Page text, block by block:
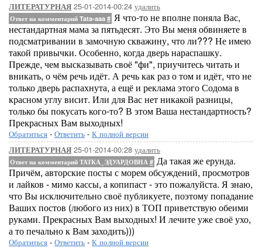
ЛИТЕРАТУРНАЯ 25-01-2014-00:24 удалить
Ответ на комментарий Tata-aaa # Я что-то не вполне поняла Вас,
нестандартная мама за пятьдесят. Это Вы меня обвиняете в
подсматривании в замочную скважину, что ли??? Не имею
такой привычки. Особенно, когда дверь нараспашку.
Прежде, чем высказывать своё "фи", приучитесь читать и
вникать, о чём речь идёт. А речь как раз о том и идёт, что не
только дверь распахнута, а ещё и реклама этого Содома в
красном углу висит. Или для Вас нет никакой разницы,
только бы покусать кого-то? В этом Ваша нестандартность?
Прекрасных Вам выходных!
Обратиться - Ответить - К полной версии
ЛИТЕРАТУРНАЯ 25-01-2014-00:28 удалить
Ответ на комментарий ТАТКА_ЭДУАРДОВНА # Да такая же ерунда.
Причём, авторские посты с морем обсуждений, просмотров
и лайков - мимо кассы, а копипаст - это пожалуйста. Я знаю,
что Вы исключительно своё публикуете, поэтому попадание
Ваших постов (любого из них) в ТОП приветствую обеими
руками. Прекрасных Вам выходных! И лечите уже своё ухо,
а то печально к Вам заходить)))
Обратиться - Ответить - К полной версии